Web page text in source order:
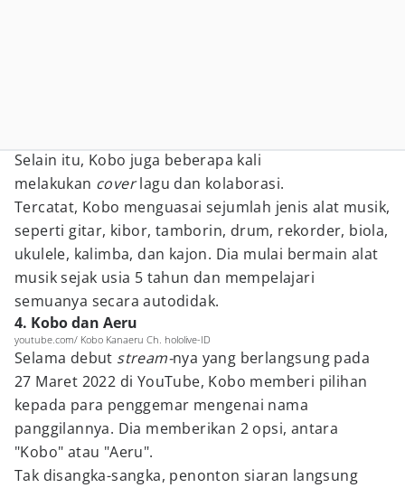
Selain itu, Kobo juga beberapa kali
melakukan coverlagu dan kolaborasi.
Tercatat, Kobo menguasai sejumlah jenis alat musik,
seperti gitar, kibor, tamborin, drum, rekorder, biola,
ukulele, kalimba, dan kajon. Dia mulai bermain alat
musik sejak usia 5 tahun dan mempelajari
semuanya secara autodidak.
4. Kobo dan Aeru
youtube.com/ Kobo Kanaeru Ch. hololive-ID
Selama debut stream-nya yang berlangsung pada
27 Maret 2022 di YouTube, Kobo memberi pilihan
kepada para penggemar mengenai nama
panggilannya. Dia memberikan 2 opsi, antara
"Kobo" atau "Aeru".
Tak disangka-sangka, penonton siaran langsung